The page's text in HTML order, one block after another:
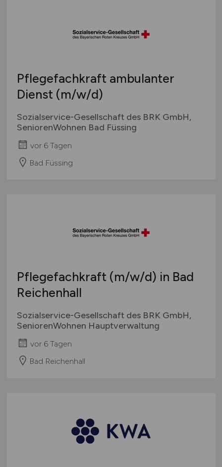
Pflegefachkraft ambulanter
Dienst (m/w/d)
Sozialservice-Gesellschaft des BRK GmbH,
SeniorenWohnen Bad Füssing
vor 6 Tagen
Bad Füssing
Pflegefachkraft (m/w/d) in Bad
Reichenhall
Sozialservice-Gesellschaft des BRK GmbH,
SeniorenWohnen Hauptverwaltung
vor 6 Tagen
Bad Reichenhall